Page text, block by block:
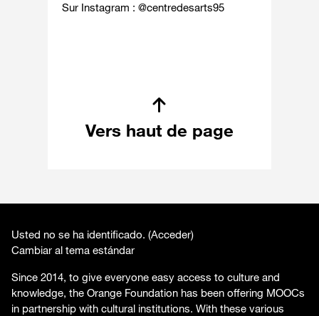
Sur Instagram : @centredesarts95
Vers haut de page
Usted no se ha identificado. (Acceder)
Cambiar al tema estándar
Since 2014, to give everyone easy access to culture and
knowledge, the Orange Foundation has been offering MOOCs
in partnership with cultural institutions. With these various